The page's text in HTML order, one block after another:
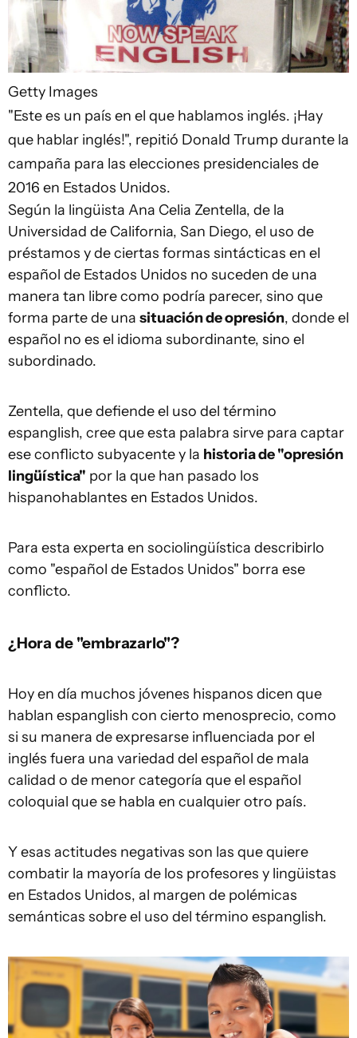
Getty Images
"Este es un país en el que hablamos inglés. ¡Hay
que hablar inglés!", repitió Donald Trump durante la
campaña para las elecciones presidenciales de
2016 en Estados Unidos.
Según la lingüista Ana Celia Zentella, de la
Universidad de California, San Diego, el uso de
préstamos y de ciertas formas sintácticas en el
español de Estados Unidos no suceden de una
manera tan libre como podría parecer, sino que
forma parte de una situación de opresión, donde el
español no es el idioma subordinante, sino el
subordinado.
Zentella, que defiende el uso del término
espanglish, cree que esta palabra sirve para captar
ese conflicto subyacente y la historia de "opresión
lingüística" por la que han pasado los
hispanohablantes en Estados Unidos.
Para esta experta en sociolingüística describirlo
como "español de Estados Unidos" borra ese
conflicto.
¿Hora de "embrazarlo"?
Hoy en día muchos jóvenes hispanos dicen que
hablan espanglish con cierto menosprecio, como
si su manera de expresarse influenciada por el
inglés fuera una variedad del español de mala
calidad o de menor categoría que el español
coloquial que se habla en cualquier otro país.
Y esas actitudes negativas son las que quiere
combatir la mayoría de los profesores y lingüistas
en Estados Unidos, al margen de polémicas
semánticas sobre el uso del término espanglish.